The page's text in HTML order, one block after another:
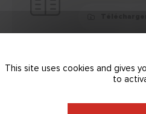
This site uses cookies and gives
to